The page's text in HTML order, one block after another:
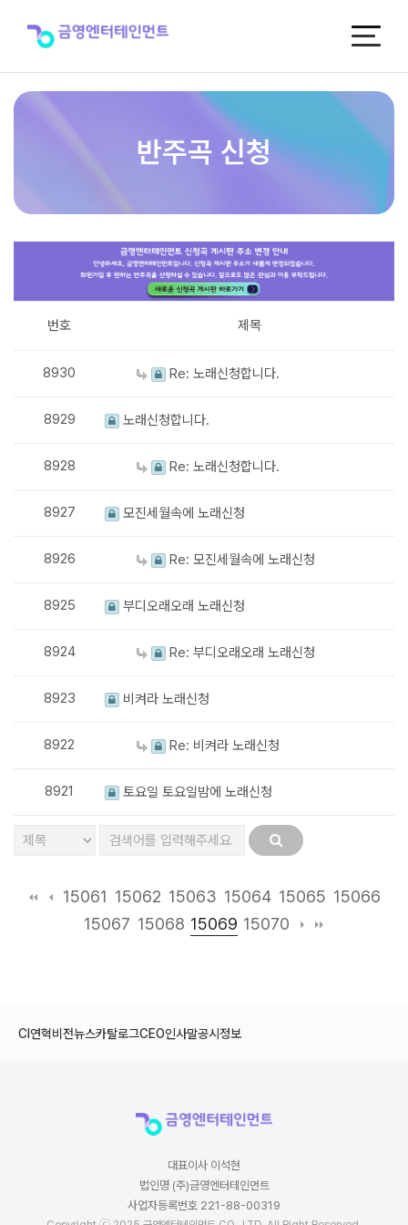
반주곡 신청
번호 제목
8930 Re: 노래신청합니다.
8929 노래신청합니다.
8928 Re: 노래신청합니다.
8927 모진세월속에 노래신청
8926 Re: 모진세월속에 노래신청
8925 부디오래오래 노래신청
8924 Re: 부디오래오래 노래신청
8923 비켜라 노래신청
8922 Re: 비켜라 노래신청
8921 토요일 토요일밤에 노래신청
15061 15062 15063 15064 15065 15066
15067 15068 15069 15070
CI 연혁비전뉴스카탈로그CEO인사말공시정보
대표이사 이석현
법인명 (주)금영엔터테인먼트
사업자등록번호 221-88-00319